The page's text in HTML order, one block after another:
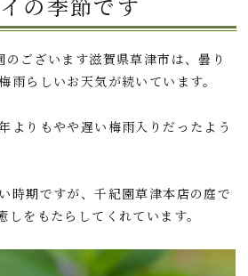
e k
e
t
ございます滋賀県草津市は、曇り
雨らしいお天気が続いています。
よりもやや遅い梅雨入りだったよう
時期ですが、千紀園草津本店の庭で
しをもたらしてくれています。